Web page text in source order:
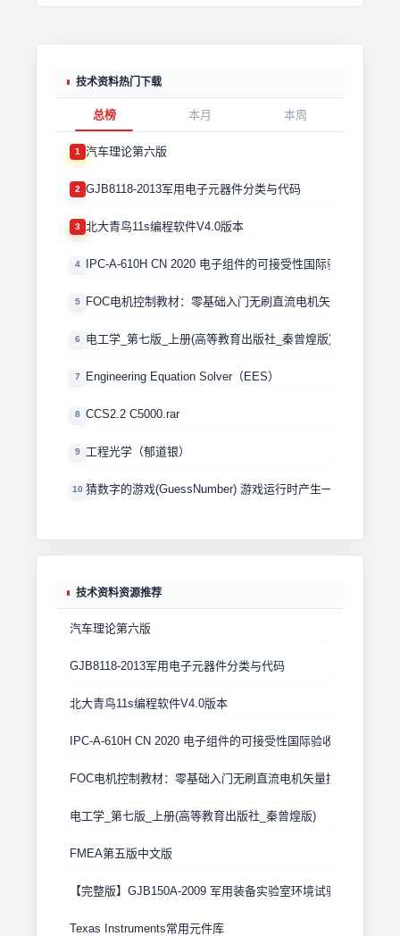
技术资料热门下载
总榜 本月 本周
1 汽车理论第六版
2 GJB8118-2013军用电子元器件分类与代码
3 北大青鸟11s编程软件V4.0版本
4 IPC-A-610H CN 2020 电子组件的可接受性国际验收标准
5 FOC电机控制教材：零基础入门无刷直流电机矢量控制技术
6 电工学_第七版_上册(高等教育出版社_秦曾煌版)
7 Engineering Equation Solver（EES）
8 CCS2.2 C5000.rar
9 工程光学（郁道银）
10 猜数字的游戏(GuessNumber) 游戏运行时产生一个0－1000
技术资料资源推荐
汽车理论第六版
GJB8118-2013军用电子元器件分类与代码
北大青鸟11s编程软件V4.0版本
IPC-A-610H CN 2020 电子组件的可接受性国际验收标准
FOC电机控制教材：零基础入门无刷直流电机矢量控制技术 上
电工学_第七版_上册(高等教育出版社_秦曾煌版)
FMEA第五版中文版
【完整版】GJB150A-2009 军用装备实验室环境试验方法
Texas Instruments常用元件库